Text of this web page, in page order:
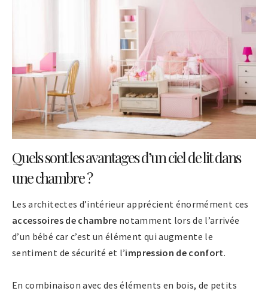
Quels sont les avantages d’un ciel de lit dans
une chambre ?
Les architectes d’intérieur apprécient énormément ces
accessoires de chambre notamment lors de l’arrivée
d’un bébé car c’est un élément qui augmente le
sentiment de sécurité et l’impression de confort.
En combinaison avec des éléments en bois, de petits